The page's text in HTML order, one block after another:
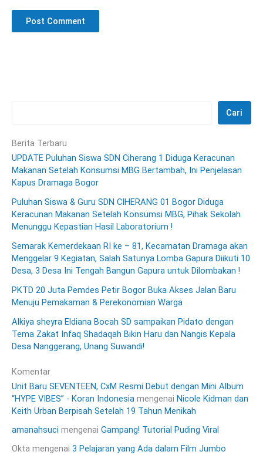
Cari
Berita Terbaru
UPDATE Puluhan Siswa SDN Ciherang 1 Diduga Keracunan
Makanan Setelah Konsumsi MBG Bertambah, Ini Penjelasan
Kapus Dramaga Bogor
Puluhan Siswa & Guru SDN CIHERANG 01 Bogor Diduga
Keracunan Makanan Setelah Konsumsi MBG, Pihak Sekolah
Menunggu Kepastian Hasil Laboratorium !
Semarak Kemerdekaan RI ke – 81, Kecamatan Dramaga akan
Menggelar 9 Kegiatan, Salah Satunya Lomba Gapura Diikuti 10
Desa, 3 Desa Ini Tengah Bangun Gapura untuk Dilombakan !
PKTD 20 Juta Pemdes Petir Bogor Buka Akses Jalan Baru
Menuju Pemakaman & Perekonomian Warga
Alkiya sheyra Eldiana Bocah SD sampaikan Pidato dengan
Tema Zakat Infaq Shadaqah Bikin Haru dan Nangis Kepala
Desa Nanggerang, Unang Suwandi!
Komentar
Unit Baru SEVENTEEN, CxM Resmi Debut dengan Mini Album
“HYPE VIBES” - Koran Indonesia mengenai Nicole Kidman dan
Keith Urban Berpisah Setelah 19 Tahun Menikah
amanahsuci mengenai Gampang! Tutorial Puding Viral
Okta mengenai 3 Pelajaran yang Ada dalam Film Jumbo